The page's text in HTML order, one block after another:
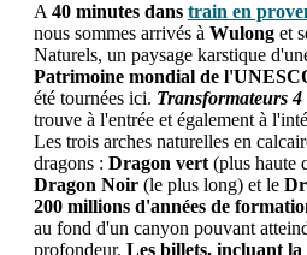
A 40 minutes dans train en
nous sommes arrivés à Wulong et
Naturels, un paysage karstique
Patrimoine mondial de
été tournées ici. Transformateurs 4
trouve à l'entrée et également à
Les trois arches naturelles en
dragons : Dragon vert (plus haute
Dragon Noir (le plus long) et le
200 millions d'années de
au fond d'un canyon pouvant
profondeur. Les billets, incluant la